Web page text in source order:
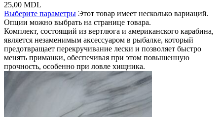
25,00 MDL
Выберите параметры Этот товар имеет несколько вариаций.
Опции можно выбрать на странице товара.
Комплект, состоящий из вертлюга и американского карабина,
является незаменимым аксессуаром в рыбалке, который
предотвращает перекручивание лески и позволяет быстро
менять приманки, обеспечивая при этом повышенную
прочность, особенно при ловле хищника.